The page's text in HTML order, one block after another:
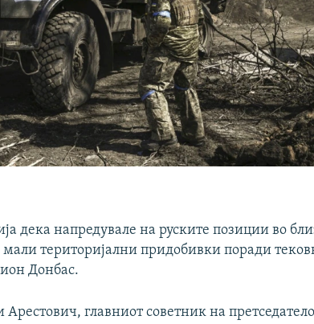
дека напредувале на руските позиции во
територијални придобивки поради
Донбас.
главниот советник на